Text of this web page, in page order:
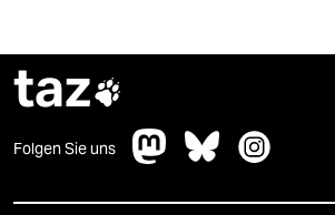
taz
Folgen Sie uns